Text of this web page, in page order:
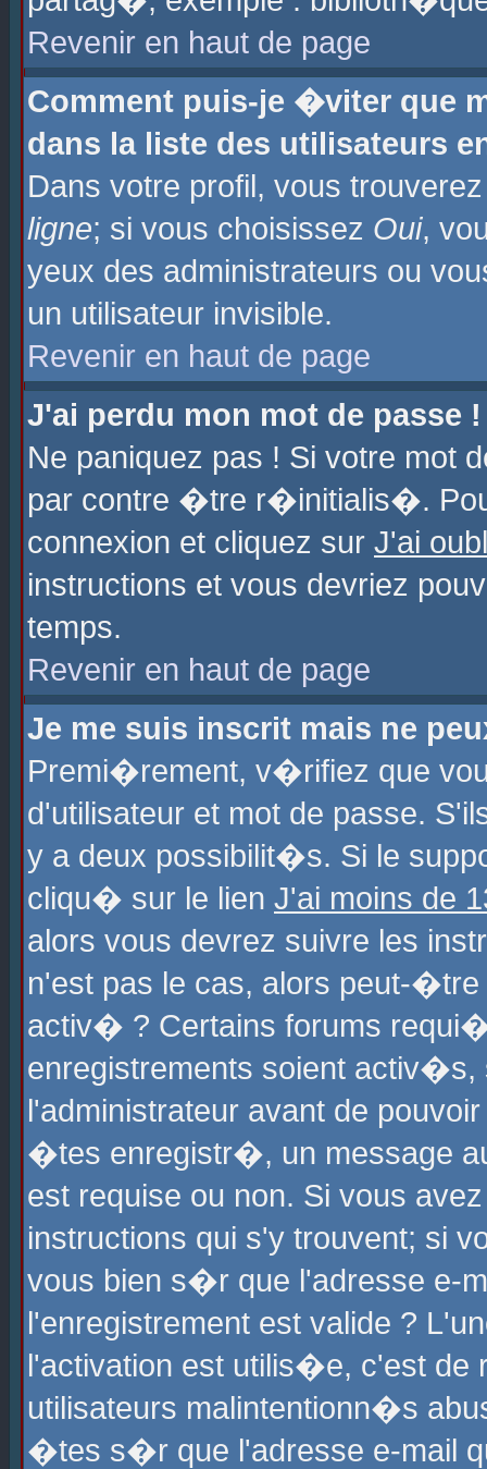
Revenir en haut de page
Comment puis-je �viter que
dans la liste des utilisateurs
Dans votre profil, vous
ligne; si vous choisissez Oui,
yeux des administrateurs ou
un utilisateur invisible.
Revenir en haut de page
J'ai perdu mon mot de passe !
Ne paniquez pas ! Si votre
par contre �tre r�initialis�.
connexion et cliquez sur J'ai
instructions et vous devriez
temps.
Revenir en haut de page
Je me suis inscrit mais ne
Premi�rement, v�rifiez que
d'utilisateur et mot de passe.
y a deux possibilit�s. Si le
cliqu� sur le lien J'ai moins de
alors vous devrez suivre les
n'est pas le cas, alors peut-
activ� ? Certains forums
enregistrements soient
l'administrateur avant de
�tes enregistr�, un message
est requise ou non. Si vous
instructions qui s'y trouvent; si
vous bien s�r que l'adresse e-
l'enregistrement est valide ?
l'activation est utilis�e, c'est
utilisateurs malintentionn�s
�tes s�r que l'adresse e-mail